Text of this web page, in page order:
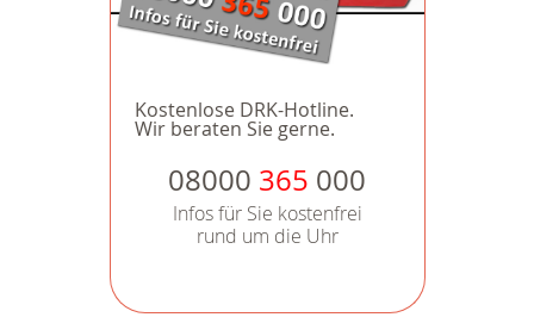
Kostenlose DRK-Hotline.
Wir beraten Sie gerne.
08000 365 000
Infos für Sie kostenfrei
rund um die Uhr